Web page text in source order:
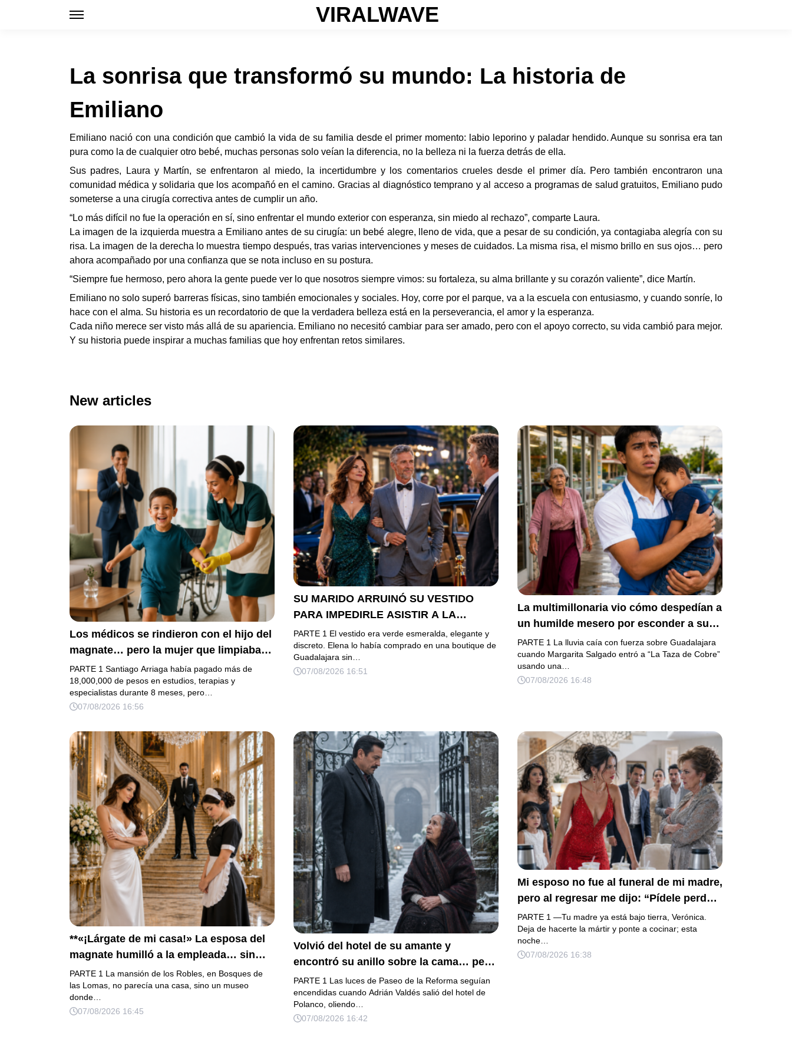
VIRALWAVE
La sonrisa que transformó su mundo: La historia de
Emiliano
Emiliano nació con una condición que cambió la vida de su familia desde el primer momento: labio leporino y paladar hendido. Aunque su sonrisa era tan
pura como la de cualquier otro bebé, muchas personas solo veían la diferencia, no la belleza ni la fuerza detrás de ella.
Sus padres, Laura y Martín, se enfrentaron al miedo, la incertidumbre y los comentarios crueles desde el primer día. Pero también encontraron una
comunidad médica y solidaria que los acompañó en el camino. Gracias al diagnóstico temprano y al acceso a programas de salud gratuitos, Emiliano pudo
someterse a una cirugía correctiva antes de cumplir un año.
“Lo más difícil no fue la operación en sí, sino enfrentar el mundo exterior con esperanza, sin miedo al rechazo”, comparte Laura.
La imagen de la izquierda muestra a Emiliano antes de su cirugía: un bebé alegre, lleno de vida, que a pesar de su condición, ya contagiaba alegría con su
risa. La imagen de la derecha lo muestra tiempo después, tras varias intervenciones y meses de cuidados. La misma risa, el mismo brillo en sus ojos… pero
ahora acompañado por una confianza que se nota incluso en su postura.
“Siempre fue hermoso, pero ahora la gente puede ver lo que nosotros siempre vimos: su fortaleza, su alma brillante y su corazón valiente”, dice Martín.
Emiliano no solo superó barreras físicas, sino también emocionales y sociales. Hoy, corre por el parque, va a la escuela con entusiasmo, y cuando sonríe, lo
hace con el alma. Su historia es un recordatorio de que la verdadera belleza está en la perseverancia, el amor y la esperanza.
Cada niño merece ser visto más allá de su apariencia. Emiliano no necesitó cambiar para ser amado, pero con el apoyo correcto, su vida cambió para mejor.
Y su historia puede inspirar a muchas familias que hoy enfrentan retos similares.
New articles
Los médicos se rindieron con el hijo del
magnate… pero la mujer que limpiaba
su casa descubrió la verdad que nadie
quiso escuchar.
PARTE 1 Santiago Arriaga había pagado más de
18,000,000 de pesos en estudios, terapias y
especialistas durante 8 meses, pero…
07/08/2026 16:56
SU MARIDO ARRUINÓ SU VESTIDO
PARA IMPEDIRLE ASISTIR A LA
GALA… PERO ELLA LLEGÓ EN
LIMUSINA COMO INVITADA DE HONOR
DEL DUEÑO DE LA EMPRESA
PARTE 1 El vestido era verde esmeralda, elegante y
discreto. Elena lo había comprado en una boutique de
Guadalajara sin…
07/08/2026 16:51
La multimillonaria vio cómo despedían a
un humilde mesero por esconder a su
hermanito enfermo… pero el verdadero
escándalo estaba a punto de estallar.
PARTE 1 La lluvia caía con fuerza sobre Guadalajara
cuando Margarita Salgado entró a “La Taza de Cobre”
usando una…
07/08/2026 16:48
**«¡Lárgate de mi casa!» La esposa del
magnate humilló a la empleada… sin
saber que su hijo era la prueba del
secreto que todos habían enterrado*
PARTE 1 La mansión de los Robles, en Bosques de
las Lomas, no parecía una casa, sino un museo
donde…
07/08/2026 16:45
Volvió del hotel de su amante y
encontró su anillo sobre la cama… pero
la carta de su esposa embarazada ya
había puesto en marcha su ruina
PARTE 1 Las luces de Paseo de la Reforma seguían
encendidas cuando Adrián Valdés salió del hotel de
Polanco, oliendo…
07/08/2026 16:42
Mi esposo no fue al funeral de mi madre,
pero al regresar me dijo: “Pídele perdón
a mi mamá y prepara la fiesta”. No
discutí; acomodé 24 sopas
instantáneas, hice una maleta y abrí la
fonda que había heredado. Cuando un
PARTE 1 —Tu madre ya está bajo tierra, Verónica.
Deja de hacerte la mártir y ponte a cocinar; esta
noche…
07/08/2026 16:38